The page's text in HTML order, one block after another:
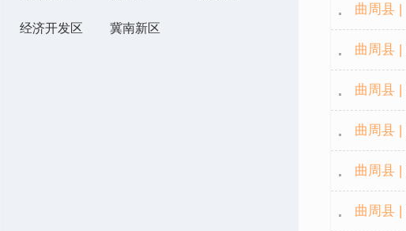
曲周县 |
曲周县 |
曲周县 |
曲周县 |
曲周县 |
曲周县 |
经济开发区 冀南新区